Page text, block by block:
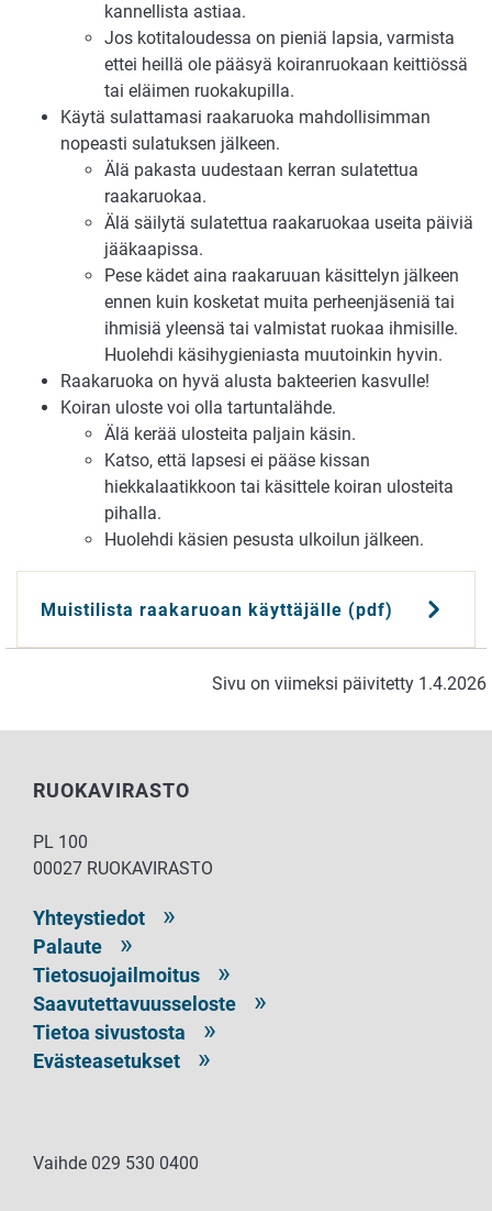
kannellista astiaa.
Jos kotitaloudessa on pieniä lapsia, varmista
ettei heillä ole pääsyä koiranruokaan keittiössä
tai eläimen ruokakupilla.
Käytä sulattamasi raakaruoka mahdollisimman
nopeasti sulatuksen jälkeen.
Älä pakasta uudestaan kerran sulatettua
raakaruokaa.
Älä säilytä sulatettua raakaruokaa useita päiviä
jääkaapissa.
Pese kädet aina raakaruuan käsittelyn jälkeen
ennen kuin kosketat muita perheenjäseniä tai
ihmisiä yleensä tai valmistat ruokaa ihmisille.
Huolehdi käsihygieniasta muutoinkin hyvin.
Raakaruoka on hyvä alusta bakteerien kasvulle!
Koiran uloste voi olla tartuntalähde.
Älä kerää ulosteita paljain käsin.
Katso, että lapsesi ei pääse kissan
hiekkalaatikkoon tai käsittele koiran ulosteita
pihalla.
Huolehdi käsien pesusta ulkoilun jälkeen.
Muistilista raakaruoan käyttäjälle (pdf)
Sivu on viimeksi päivitetty 1.4.2026
RUOKAVIRASTO
PL 100
00027 RUOKAVIRASTO
Yhteystiedot
Palaute
Tietosuojailmoitus
Saavutettavuusseloste
Tietoa sivustosta
Evästeasetukset
Vaihde 029 530 0400